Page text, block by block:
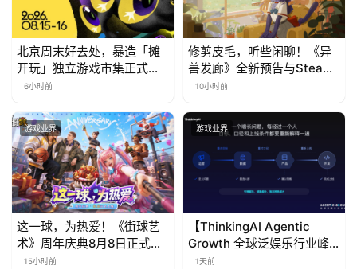
北京周末好去处，暴造「摊
开玩」独立游戏市集正式开
票！
6小时前
修剪皮毛，听些闲聊！《异
兽发廊》全新预告与Steam
免费试玩公开
10小时前
游戏业界
这一球，为热爱！《街球艺
术》周年庆典8月8日正式上
线，多重福利与全新内容同
15小时前
游戏业界
【ThinkingAI Agentic
Growth 全球泛娱乐行业峰
会】Agent 时代，人到底负
1天前